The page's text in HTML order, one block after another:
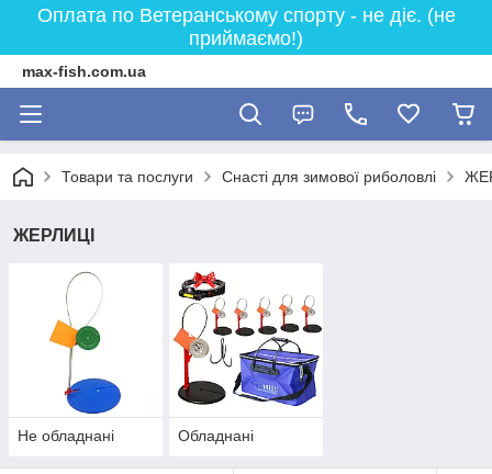
Оплата по Ветеранському спорту - не діє. (не
приймаємо!)
max-fish.com.ua
Товари та послуги Снасті для зимової риболовлі
ЖЕРЛИЦІ
Не обладнані Обладнані